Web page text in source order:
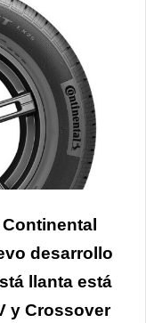
desarrollo
llanta está
y Crossover